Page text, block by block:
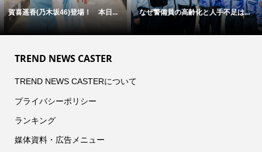
賀喜遥香(乃木坂46)登場！ 本日... なぜ警備員の高齢化と人手不足は...
TREND NEWS CASTER
TREND NEWS CASTERについて
プライバシーポリシー
ランキング
媒体資料・広告メニュー